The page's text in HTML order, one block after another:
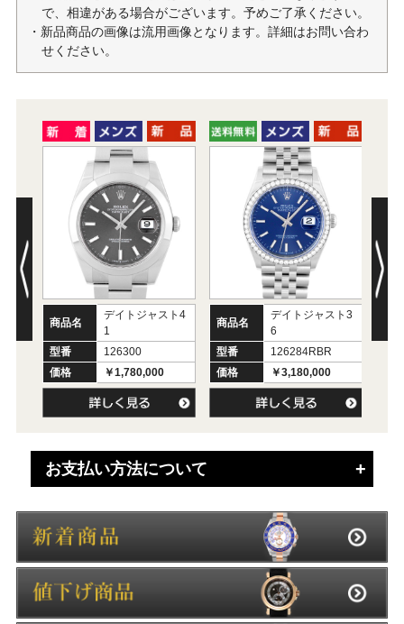
で、相違がある場合がございます。予めご了承ください。
・新品商品の画像は流用画像となります。詳細はお問い合わ
せください。
商品名
デイトジャスト4
1
型番
126300
価格
￥1,780,000
商品名
デイトジャスト3
6
型番
126284RBR
価格
￥3,180,000
お支払い方法について